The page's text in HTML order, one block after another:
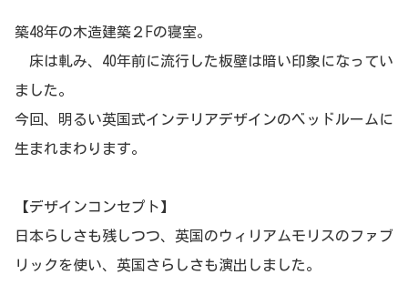
築48年の木造建築２Fの寝室。
床は軋み、40年前に流行した板壁は暗い印象になってい
ました。
今回、明るい英国式インテリアデザインのベッドルームに
生まれまわります。
【デザインコンセプト】
日本らしさも残しつつ、英国のウィリアムモリスのファブ
リックを使い、英国さらしさも演出しました。